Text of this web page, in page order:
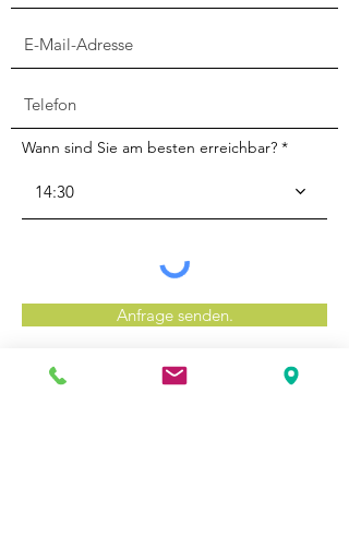
Wann sind Sie am besten erreichbar?
14:30
Anfrage senden.